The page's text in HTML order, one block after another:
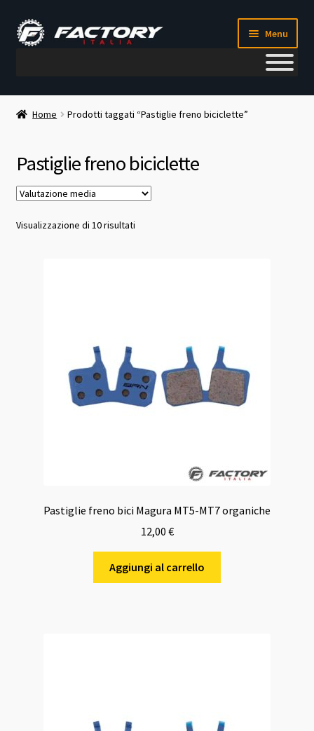
Vai
alla
Vai
al
Menu
Il mio account
Chi siamo
Home Prodotti taggati “Pastiglie freno biciclette”
Pastiglie freno biciclette
Visualizzazione di 10 risultatiValutazione
Pastiglie freno bici Magura MT5-MT7 organiche
12,00 €
Aggiungi al carrello